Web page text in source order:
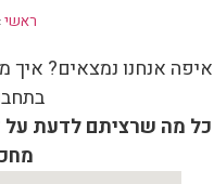
ראשי
איפה אנחנו נמצאים?
כל מה שרציתם לדעת על